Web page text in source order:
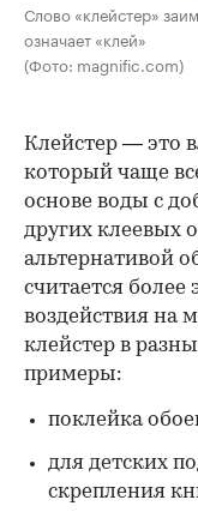
Слово «клейстер»
означает «клей»
(Фото: magnific.com)
00:00
Клейстер — это
который чаще
основе воды с
других клеевых
альтернативой
считается
воздействия на
клейстер в
примеры:
поклейка
для детских
скрепления